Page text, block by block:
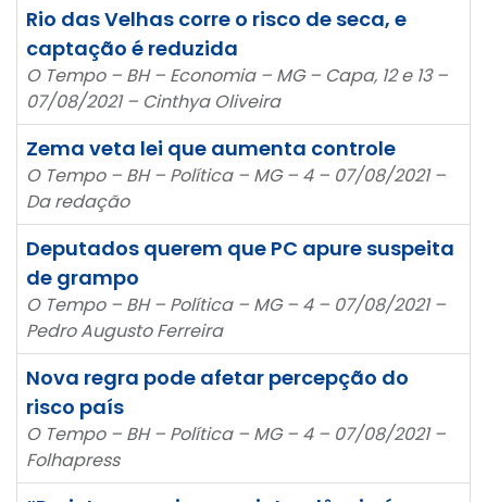
Rio das Velhas corre o risco de seca, e
captação é reduzida
O Tempo – BH – Economia – MG – Capa, 12 e 13 –
07/08/2021 – Cinthya Oliveira
Zema veta lei que aumenta controle
O Tempo – BH – Política – MG – 4 – 07/08/2021 –
Da redação
Deputados querem que PC apure suspeita
de grampo
O Tempo – BH – Política – MG – 4 – 07/08/2021 –
Pedro Augusto Ferreira
Nova regra pode afetar percepção do
risco país
O Tempo – BH – Política – MG – 4 – 07/08/2021 –
Folhapress